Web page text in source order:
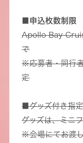
■申込枚数制限
Apollo Bay
で
※応募者・同行
定
■グッズ付き指
グッズは、ミニ
※会場にてお渡